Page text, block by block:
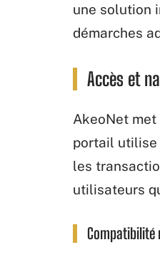
une solution
démarches
Accès et
AkeoNet
portail
les
utilisateurs